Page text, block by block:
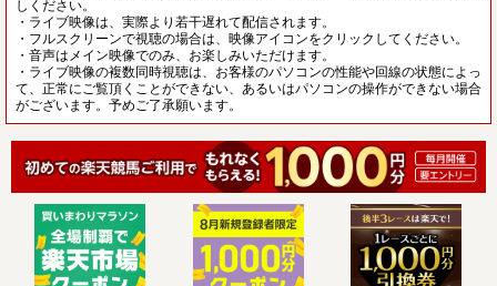
しください。
・ライブ映像は、実際より若干遅れて配信されます。
・フルスクリーンで視聴の場合は、映像アイコンをクリックしてください。
・音声はメイン映像でのみ、お楽しみいただけます。
・ライブ映像の複数同時視聴は、お客様のパソコンの性能や回線の状態によっ
て、正常にご覧頂くことができない、あるいはパソコンの操作ができない場合
がございます。予めご了承願います。